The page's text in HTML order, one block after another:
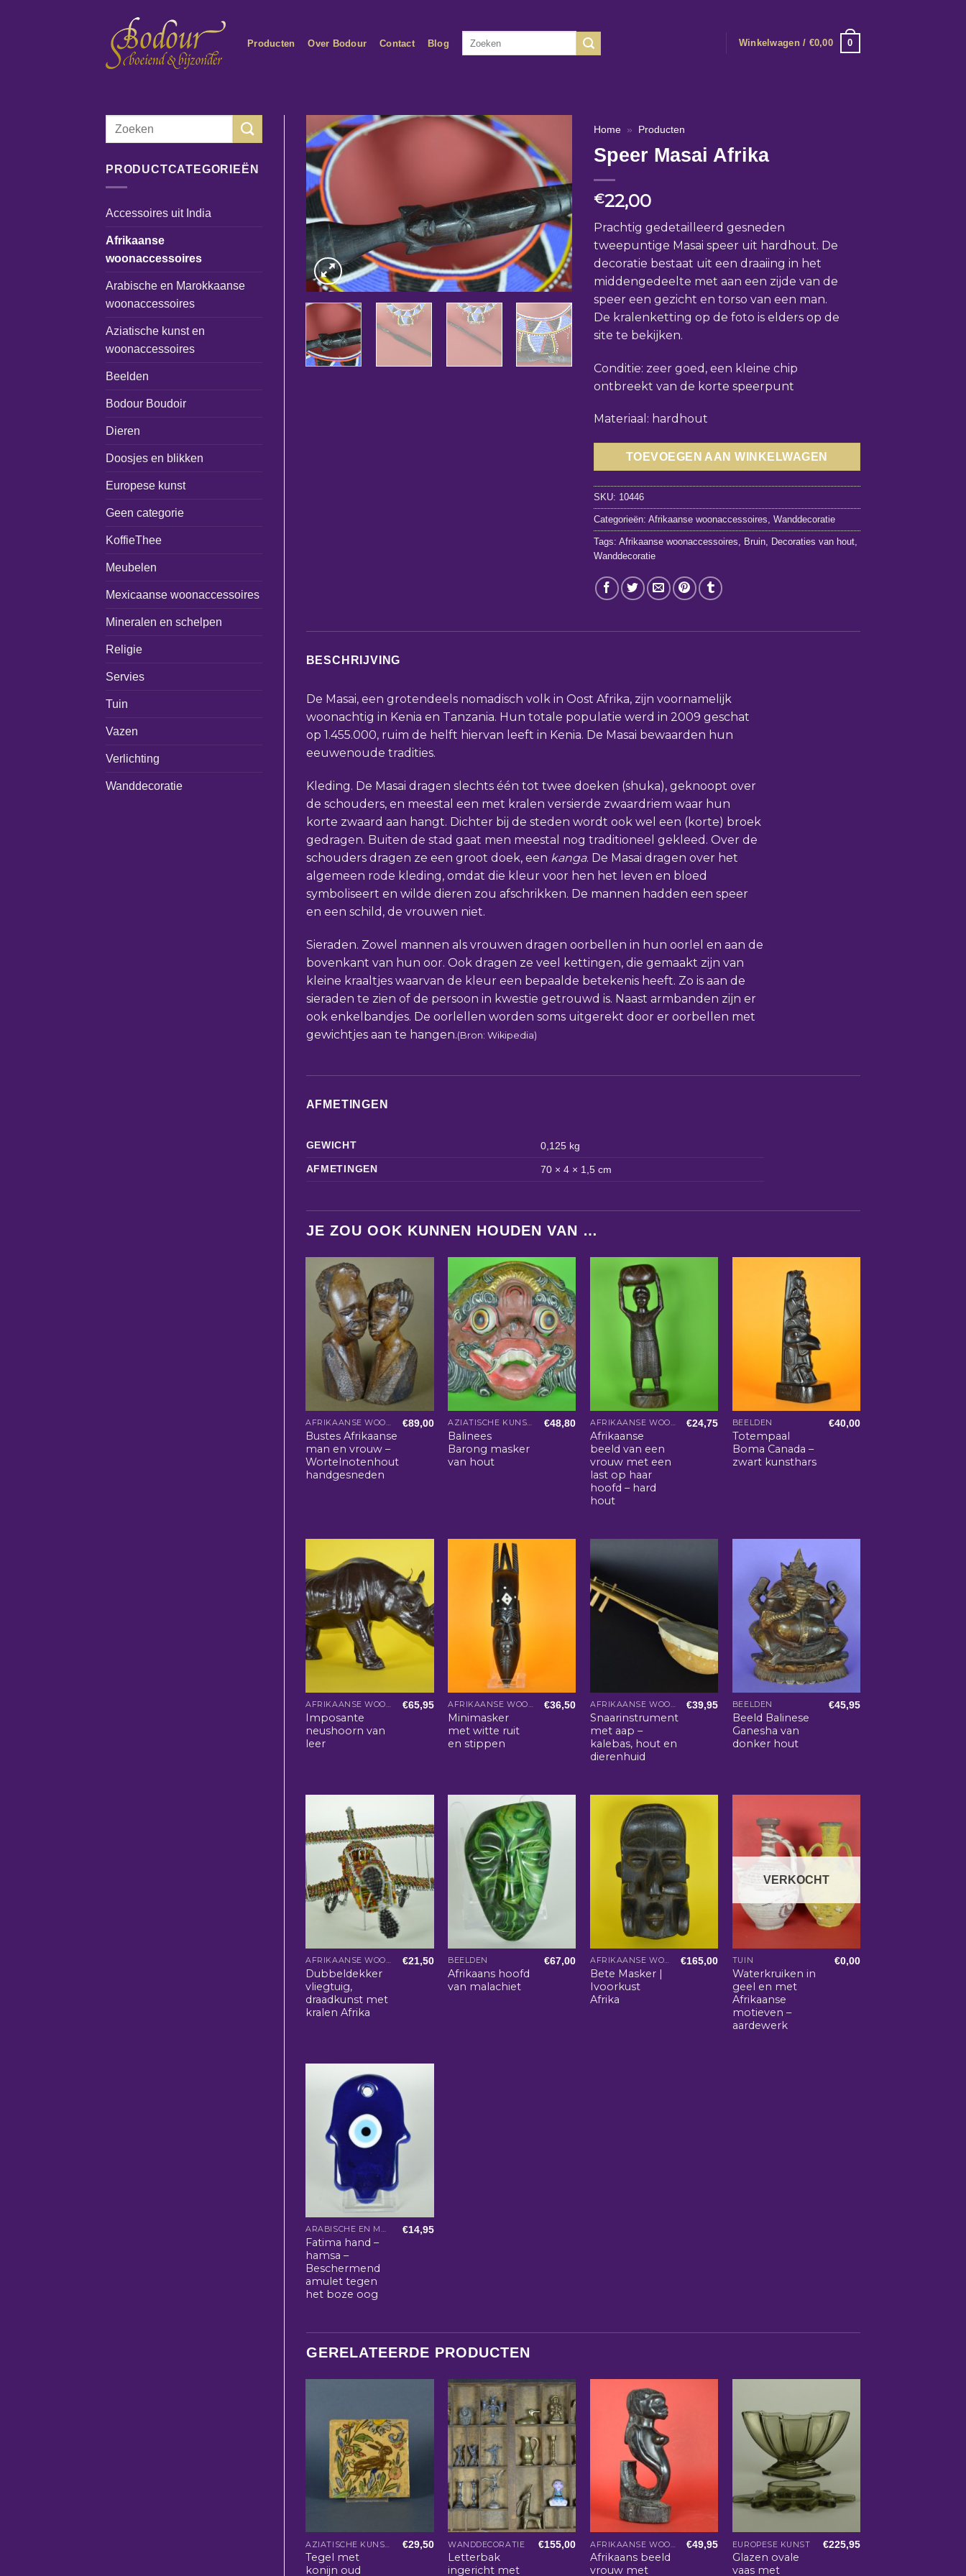
Producten Over Bodour Contact Blog Winkelwagen / €0,00 0
Zoeken
PRODUCTCATEGORIEËN
Accessoires uit India
Afrikaanse
woonaccessoires
Arabische en Marokkaanse
woonaccessoires
Aziatische kunst en
woonaccessoires
Beelden
Bodour Boudoir
Dieren
Doosjes en blikken
Europese kunst
Geen categorie
KoffieThee
Meubelen
Mexicaanse woonaccessoires
Mineralen en schelpen
Religie
Servies
Tuin
Vazen
Verlichting
Wanddecoratie
Home » Producten
Speer Masai Afrika
€22,00
Prachtig gedetailleerd gesneden
tweepuntige Masai speer uit hardhout. De
decoratie bestaat uit een draaiing in het
middengedeelte met aan een zijde van de
speer een gezicht en torso van een man.
De kralenketting op de foto is elders op de
site te bekijken.
Conditie: zeer goed, een kleine chip
ontbreekt van de korte speerpunt
Materiaal: hardhout
TOEVOEGEN AAN WINKELWAGEN
SKU: 10446
Categorieën:Afrikaanse woonaccessoires ,Wanddecoratie
Tags:Afrikaanse woonaccessoires Bruin Decoraties van hout
Wanddecoratie
BESCHRIJVING
De Masai, een grotendeels nomadisch volk in Oost Afrika, zijn voornamelijk
woonachtig in Kenia en Tanzania. Hun totale populatie werd in 2009 geschat
op 1.455.000, ruim de helft hiervan leeft in Kenia. De Masai bewaarden hun
eeuwenoude tradities.
Kleding. De Masai dragen slechts één tot twee doeken (shuka), geknoopt over
de schouders, en meestal een met kralen versierde zwaardriem waar hun
korte zwaard aan hangt. Dichter bij de steden wordt ook wel een (korte) broek
gedragen. Buiten de stad gaat men meestal nog traditioneel gekleed. Over de
schouders dragen ze een groot doek, een kanga. De Masai dragen over het
algemeen rode kleding, omdat die kleur voor hen het leven en bloed
symboliseert en wilde dieren zou afschrikken. De mannen hadden een speer
en een schild, de vrouwen niet.
Sieraden. Zowel mannen als vrouwen dragen oorbellen in hun oorlel en aan de
bovenkant van hun oor. Ook dragen ze veel kettingen, die gemaakt zijn van
kleine kraaltjes waarvan de kleur een bepaalde betekenis heeft. Zo is aan de
sieraden te zien of de persoon in kwestie getrouwd is. Naast armbanden zijn er
ook enkelbandjes. De oorlellen worden soms uitgerekt door er oorbellen met
gewichtjes aan te hangen.(Bron: Wikipedia)
AFMETINGEN
GEWICHT
0,125 kg
AFMETINGEN
70 × 4 × 1,5 cm
JE ZOU OOK KUNNEN HOUDEN VAN …
AFRIKAANSE WOONACCESSOIRES
Bustes Afrikaanse
man en vrouw –
Wortelnotenhout
handgesneden
€89,00 AZIATISCHE KUNST EN WOONACCESSOIRES
Balinees
Barong masker
van hout
€48,80 AFRIKAANSE WOONACCESSOIRES
Afrikaanse
beeld van een
vrouw met een
last op haar
hoofd – hard
hout
€24,75 BEELDEN
Totempaal
Boma Canada –
zwart kunsthars
€40,00
AFRIKAANSE WOONACCESSOIRES
Imposante
neushoorn van
leer
€65,95 AFRIKAANSE WOONACCESSOIRES
Minimasker
met witte ruit
en stippen
€36,50 AFRIKAANSE WOONACCESSOIRES
Snaarinstrument
met aap –
kalebas, hout en
dierenhuid
€39,95 BEELDEN
Beeld Balinese
Ganesha van
donker hout
€45,95
AFRIKAANSE WOONACCESSOIRES
Dubbeldekker
vliegtuig,
draadkunst met
kralen Afrika
€21,50 BEELDEN
Afrikaans hoofd
van malachiet
€67,00 AFRIKAANSE WOONACCESSOIRES
Bete Masker |
Ivoorkust
Afrika
€165,00
VERKOCHT
TUIN
Waterkruiken in
geel en met
Afrikaanse
motieven –
aardewerk
€0,00
ARABISCHE EN MAROKKAANSE WOONACCESSOIRES
Fatima hand –
hamsa –
Beschermend
amulet tegen
het boze oog
€14,95
GERELATEERDE PRODUCTEN
Tegel met
konijn oud
€29,50 WANDDECORATIE
Letterbak
ingericht met
€155,00
Afrikaans beeld
vrouw met
€49,95 EUROPESE KUNST
Glazen ovale
vaas met
€225,95